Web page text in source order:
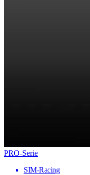
PRO-Serie
SIM-Racing